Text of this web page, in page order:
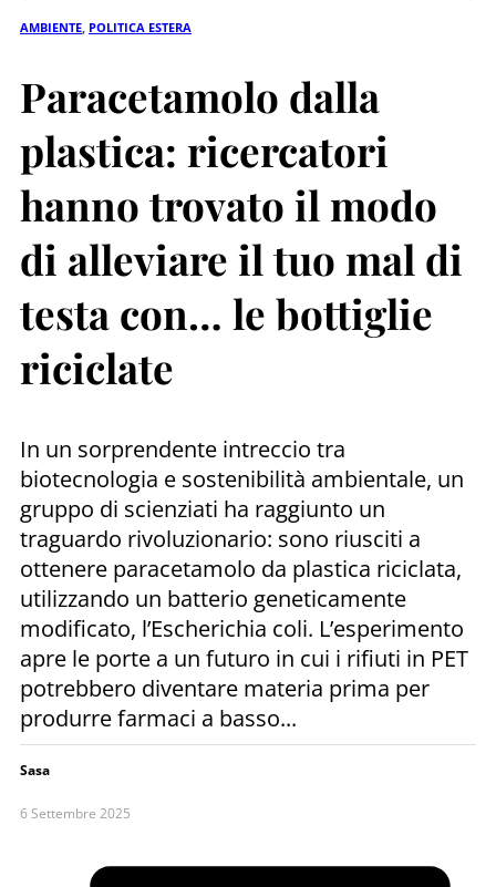
AMBIENTE POLITICA ESTERA
Paracetamolo dalla
plastica: ricercatori
hanno trovato il modo
di alleviare il tuo mal di
testa con… le bottiglie
riciclate
In un sorprendente intreccio tra
biotecnologia e sostenibilità ambientale, un
gruppo di scienziati ha raggiunto un
traguardo rivoluzionario: sono riusciti a
ottenere paracetamolo da plastica riciclata,
utilizzando un batterio geneticamente
modificato, l’Escherichia coli. L’esperimento
apre le porte a un futuro in cui i rifiuti in PET
potrebbero diventare materia prima per
produrre farmaci a basso...
Sasa
6 Settembre 2025